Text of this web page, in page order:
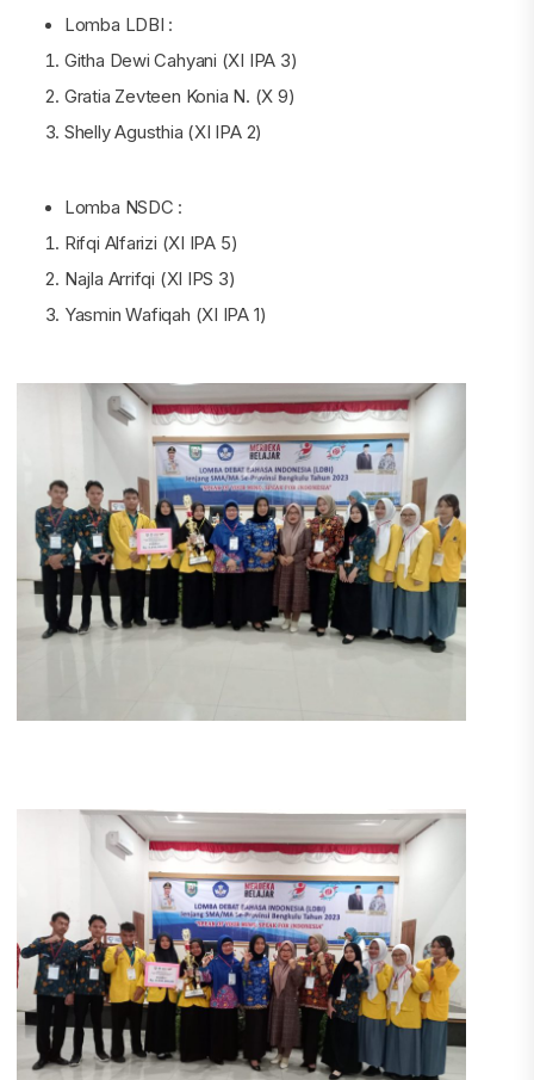
Lomba LDBI :
Githa Dewi Cahyani (XI IPA 3)
Gratia Zevteen Konia N. (X 9)
Shelly Agusthia (XI IPA 2)
Lomba NSDC :
Rifqi Alfarizi (XI IPA 5)
Najla Arrifqi (XI IPS 3)
Yasmin Wafiqah (XI IPA 1)